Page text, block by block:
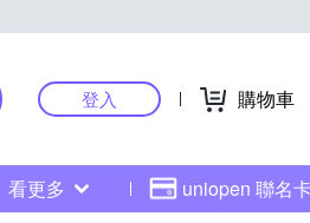
登入 購物車
看更多 uniopen 聯名